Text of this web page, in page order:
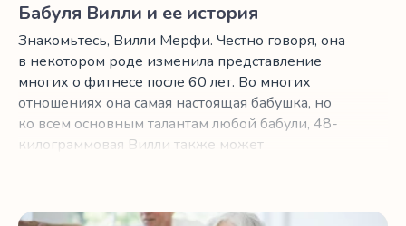
Бабуля Вилли и ее история
Знакомьтесь, Вилли Мерфи. Честно говоря, она
в некотором роде изменила представление
многих о фитнесе после 60 лет. Во многих
отношениях она самая настоящая бабушка, но
ко всем основным талантам любой бабули, 48-
килограммовая Вилли также может
становой тяги.
Главное сделать шаг только сегодня